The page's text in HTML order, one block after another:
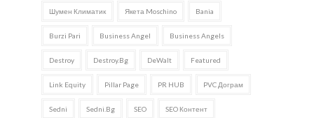
Шумен Климатик Якета Moschino Bania
Burzi Pari Business Angel Business Angels
Destroy Destroy.bg DeWalt Featured
Link Equity Pillar Page PR HUB PVC Дограм
Sedni Sedni.bg SEO SEO Контент